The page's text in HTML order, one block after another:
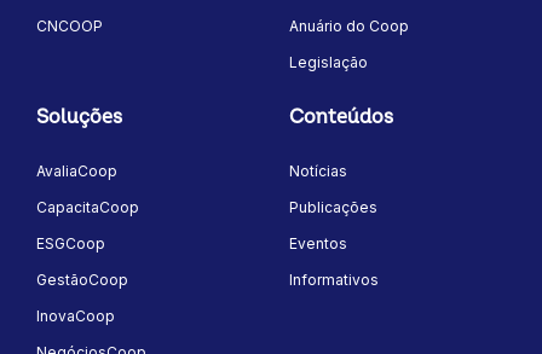
CNCOOP
Anuário do Coop
Legislação
Soluções
AvaliaCoop
CapacitaCoop
ESGCoop
GestãoCoop
InovaCoop
Conteúdos
Notícias
Publicações
Eventos
Informativos